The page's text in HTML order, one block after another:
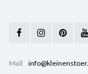
Mail